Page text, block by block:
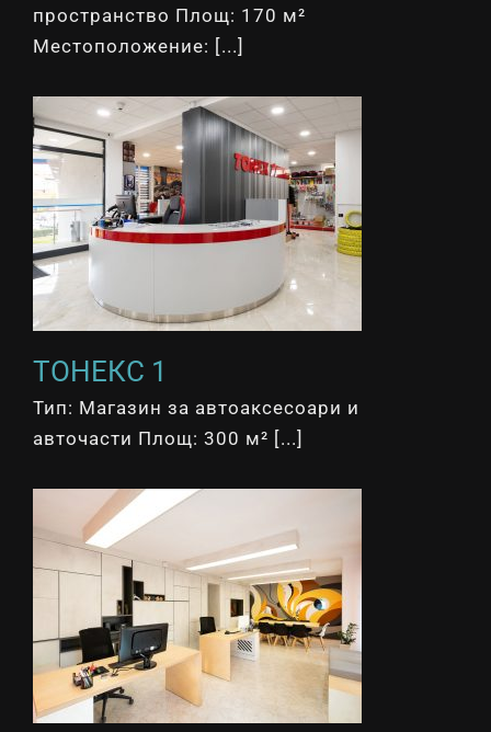
пространство Площ: 170 м²
Местоположение: [...]
ТОНЕКС 1
Тип: Магазин за автоаксесоари и
авточасти Площ: 300 м² [...]